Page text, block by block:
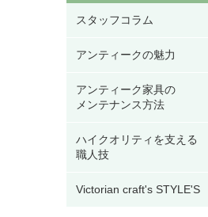
幅39.9㎝以下
オリジナル製作ドア
ブ・丁番等）
ミラー
ケット
タンド・フロアラ
シーリングライト
イティングレール
看板／サインプレ
スイッチカバー
その他DIY用品
モリスの雑貨すべて
雑貨
スタッフコラム
アンティークの魅力
アンティーク家具の
メンテナンス方法
ハイクオリティを支える
職人技
Victorian craft's STYLE'S